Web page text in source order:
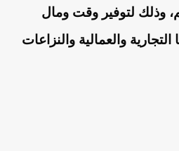
وذلك لتوفير وقت ومال
والعمالية والنزاعات